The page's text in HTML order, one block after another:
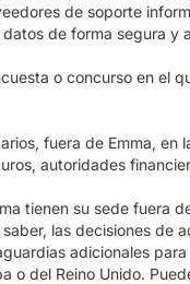
de soporte
de forma segura y
o concurso en
fuera de Emma,
autoridades
tienen su sede fuera
las decisiones de
adicionales
del Reino Unido.